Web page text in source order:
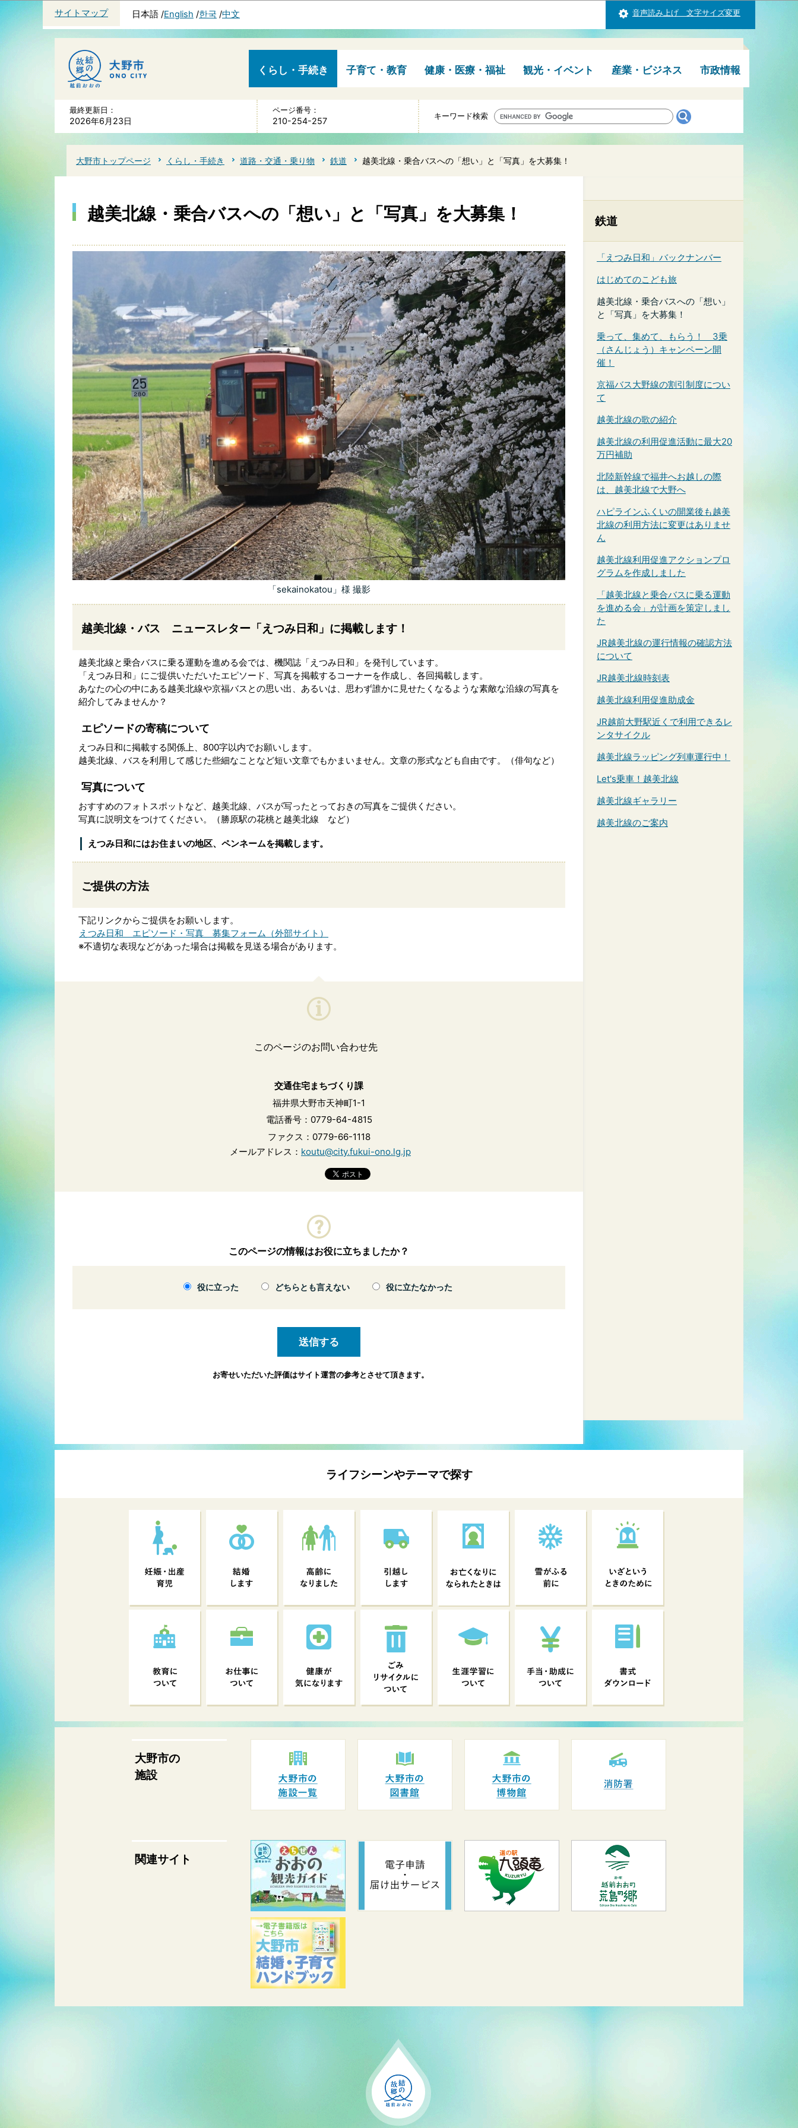
サイトマップ 日本語 English 한국 中文 音声読み上げ 文字サイズ変更
くらし・手続き 子育て・教育 健康・医療・福祉 観光・イベント 産業・ビジネス 市政情報
最終更新日：
2026年6月23日
ページ番号：
210-254-257 キーワード検索
大野市トップページ くらし・手続き 道路・交通・乗り物 鉄道 越美北線・乗合バスへの「想い」と「写真」を大募集！
越美北線・乗合バスへの「想い」と「写真」を大募集！
「sekainokatou」様 撮影
越美北線・バス ニュースレター「えつみ日和」に掲載します！
越美北線と乗合バスに乗る運動を進める会では、機関誌「えつみ日和」を発刊しています。
「えつみ日和」にご提供いただいたエピソード、写真を掲載するコーナーを作成し、各回掲載します。
あなたの心の中にある越美北線や京福バスとの思い出、あるいは、思わず誰かに見せたくなるような素敵な沿線の写真を
紹介してみませんか？
エピソードの寄稿について
えつみ日和に掲載する関係上、800字以内でお願いします。
越美北線、バスを利用して感じた些細なことなど短い文章でもかまいません。文章の形式なども自由です。（俳句など）
写真について
おすすめのフォトスポットなど、越美北線、バスが写ったとっておきの写真をご提供ください。
写真に説明文をつけてください。（勝原駅の花桃と越美北線 など）
えつみ日和にはお住まいの地区、ペンネームを掲載します。
ご提供の方法
下記リンクからご提供をお願いします。
えつみ日和 エピソード・写真 募集フォーム（外部サイト）
※不適切な表現などがあった場合は掲載を見送る場合があります。
このページのお問い合わせ先
交通住宅まちづくり課
福井県大野市天神町1-1
電話番号：0779-64-4815
ファクス：0779-66-1118
メールアドレス： koutu@city.fukui-ono.lg.jp
このページの情報はお役に立ちましたか？
役に立った どちらとも言えない 役に立たなかった
お寄せいただいた評価はサイト運営の参考とさせて頂きます。
鉄道
「えつみ日和」バックナンバー
はじめてのこども旅
越美北線・乗合バスへの「想い」
と「写真」を大募集！
乗って、集めて、もらう！ 3乗
（さんじょう）キャンペーン開
催！
京福バス大野線の割引制度につい
て
越美北線の歌の紹介
越美北線の利用促進活動に最大20
万円補助
北陸新幹線で福井へお越しの際
は、越美北線で大野へ
ハピラインふくいの開業後も越美
北線の利用方法に変更はありませ
ん
越美北線利用促進アクションプロ
グラムを作成しました
「越美北線と乗合バスに乗る運動
を進める会」が計画を策定しまし
た
JR越美北線の運行情報の確認方法
について
JR越美北線時刻表
越美北線利用促進助成金
JR越前大野駅近くで利用できるレ
ンタサイクル
越美北線ラッピング列車運行中！
Let's乗車！越美北線
越美北線ギャラリー
越美北線のご案内
ライフシーンやテーマで探す
大野市の
施設
関連サイト